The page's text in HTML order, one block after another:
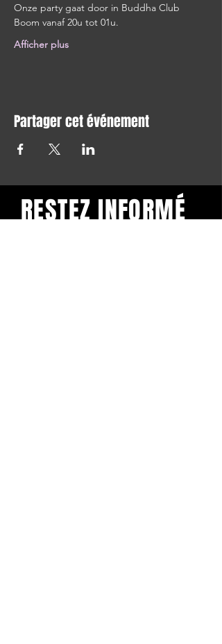
Onze party gaat door in Buddha Club
Boom vanaf 20u tot 01u.
Afficher plus
Partager cet événement
RESTEZ INFORMÉ